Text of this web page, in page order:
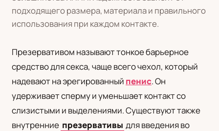
Polski
RU
Русский
Українська
подходящего размера, материала и правильного
использования при каждом контакте.
Презервативом называют тонкое барьерное
средство для секса, чаще всего чехол, который
надевают на эрегированный пенис. Он
удерживает сперму и уменьшает контакт со
слизистыми и выделениями. Существуют также
внутренние презервативы для введения во